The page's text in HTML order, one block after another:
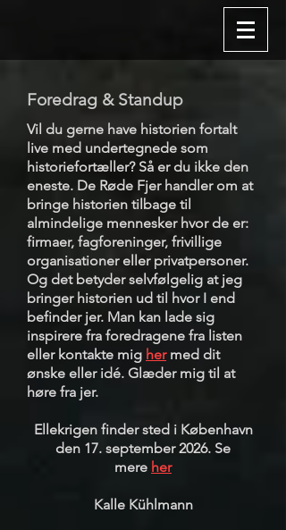
Foredrag & Standup
Vil du gerne have historien fortalt
live med undertegnede som
historiefortæller? Så er du ikke den
eneste. De Røde Fjer handler om at
bringe historien tilbage til
almindelige mennesker hvor de er:
firmaer, fagforeninger, frivillige
organisationer eller privatpersoner.
Og det betyder selvfølgelig at jeg
bringer historien ud til hvor I end
befinder jer. Man kan lade sig
inspirere fra foredragene fra listen
eller kontakte mig hermed dit
ønske eller idé. Glæder mig til at
høre fra jer.
Ellekrigen finder sted i København
den 17. september 2026. Se
mere her
Kalle Kühlmann